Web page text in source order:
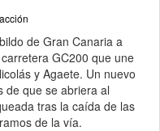
2015
de Gran Canaria a
GC200 que une
y Agaete. Un nuevo
de que se abriera al
tras la caída de las
de la vía.